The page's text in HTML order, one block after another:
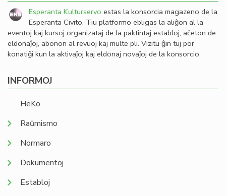
Esperanta Kulturservo estas la konsorcia magazeno de la
Esperanta Civito. Tiu platformo ebligas la aliĝon al la
eventoj kaj kursoj organizataj de la paktintaj establoj, aĉeton de
eldonaĵoj, abonon al revuoj kaj multe pli. Vizitu ĝin tuj por
konatiĝi kun la aktivaĵoj kaj eldonaj novaĵoj de la konsorcio.
INFORMOJ
HeKo
Raŭmismo
Normaro
Dokumentoj
Establoj